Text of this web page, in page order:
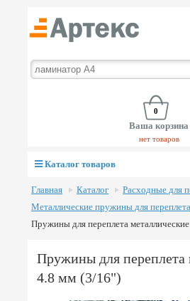
0
Ваша корзина
нет товаров
Каталог товаров
Главная Каталог
Расходные для
Металлические пружины для переплета
Пружины для переплета
Пружины для переплета
4.8 мм (3/16")